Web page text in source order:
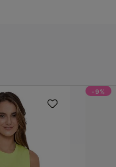
-9%